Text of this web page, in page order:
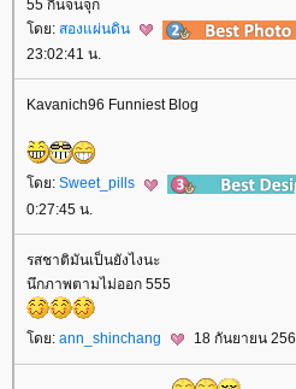
55 กินจนจุก
ดย: สองแผ่นดิน
23:02:41 น.
Kavanich96 Funniest Blog
ดย: Sweet_pills
0:27:45 น.
รสชาติมันเป็นยังไงนะ
นึกภาพตามไม่ออก 555
ดย: ann_shinchang 18 กันยายน